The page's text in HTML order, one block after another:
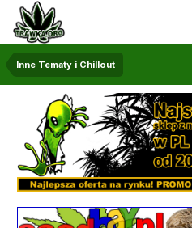
Inne Tematy i Chillout